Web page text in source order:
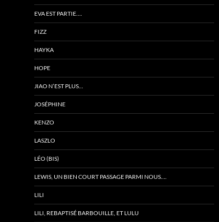
EVA EST PARTIE….
FIZZ
HAYKA
HOPE
JIAO N’EST PLUS…
JOSÉPHINE
KENZO
LASZLO
LÉO (BIS)
LEWIS, UN BIEN COURT PASSAGE PARMI NOUS….
LILI
LILI, REBAPTISÉ BARBOUILLE, ET LULU